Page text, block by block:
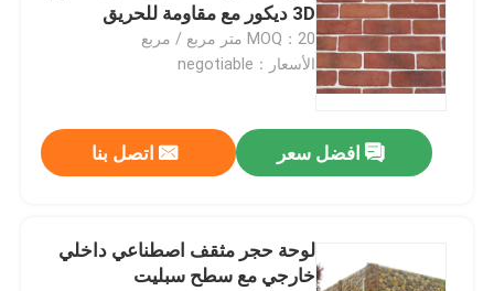
3D ديكور مع مقاومة للحريق
MOQ：20 متر مربع / مربع
الأسعار：negotiable
افضل سعر اتصل بنا
لوحة حجر مثقف اصطناعي داخلي
خارجي مع سطح سبليت